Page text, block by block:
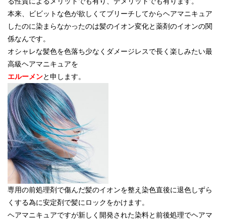
本来、ビビットな色が欲しくてブリーチしてからヘアマニキュア
したのに染まらなかったのは髪のイオン変化と薬剤のイオンの関
係なんです。
オシャレな髪色を色落ち少なくダメージレスで長く楽しみたい最
高級ヘアマニキュアを
エルーメンと申します。
専用の前処理剤で傷んだ髪のイオンを整え染色直後に退色しずら
くする為に安定剤で髪にロックをかけます。
ヘアマニキュアですが新しく開発された染料と前後処理でヘアマ